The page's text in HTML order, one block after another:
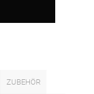
ZUBEHÖR